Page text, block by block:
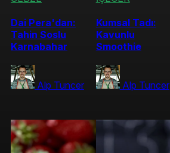
Dai Pera'dan:
Tahin Soslu
Karnabahar
Alp Tuncer
Kumsal Tadı:
Kavunlu
Smoothie
Alp Tuncer